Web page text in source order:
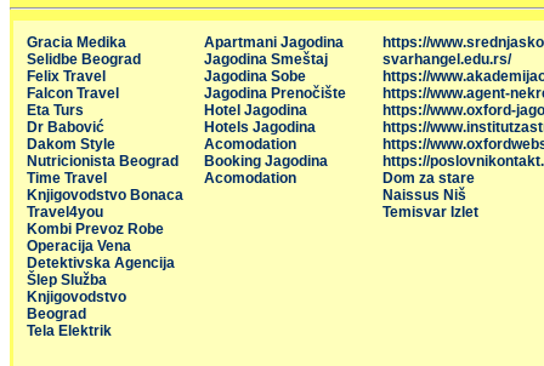
Gracia Medika
Selidbe Beograd
Felix Travel
Falcon Travel
Eta Turs
Dr Babović
Dakom Style
Nutricionista Beograd
Time Travel
Knjigovodstvo Bonaca
Travel4you
Kombi Prevoz Robe
Operacija Vena
Detektivska Agencija
Šlep Služba
Knjigovodstvo
Beograd
Tela Elektrik
Apartmani Jagodina
Jagodina Smeštaj
Jagodina Sobe
Jagodina Prenočište
Hotel Jagodina
Hotels Jagodina
Acomodation
Booking Jagodina
Acomodation
https://
svarhangel.edu.rs/
https://
https://www.agent-
https://www.oxford-
https://
https://
https://
Dom za stare
Naissus Niš
Temisvar Izlet